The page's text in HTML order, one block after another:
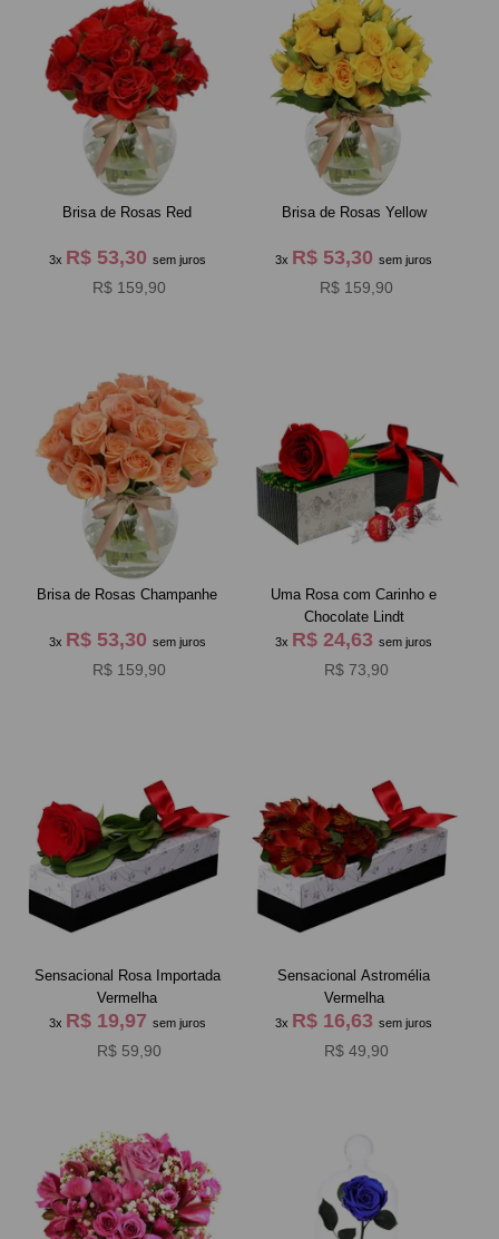
Brisa de Rosas Red
3x R$ 53,30 sem juros
R$ 159,90
Brisa de Rosas Yellow
3x R$ 53,30sem juros
R$ 159,90
Brisa de Rosas Champanhe
3x R$ 53,30 sem juros
R$ 159,90
Uma Rosa com Carinho e
Chocolate Lindt
3x R$ 24,63sem juros
R$ 73,90
Sensacional Rosa Importada
Vermelha
3x R$ 19,97 sem juros
R$ 59,90
Sensacional Astromélia
Vermelha
3x R$ 16,63sem juros
R$ 49,90